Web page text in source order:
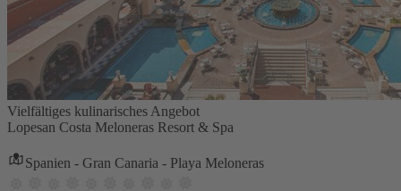
Vielfältiges kulinarisches Angebot
Lopesan Costa Meloneras Resort & Spa
Spanien - Gran Canaria - Playa Meloneras